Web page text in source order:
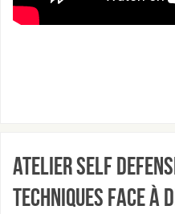
Atelier Self
techniques face à